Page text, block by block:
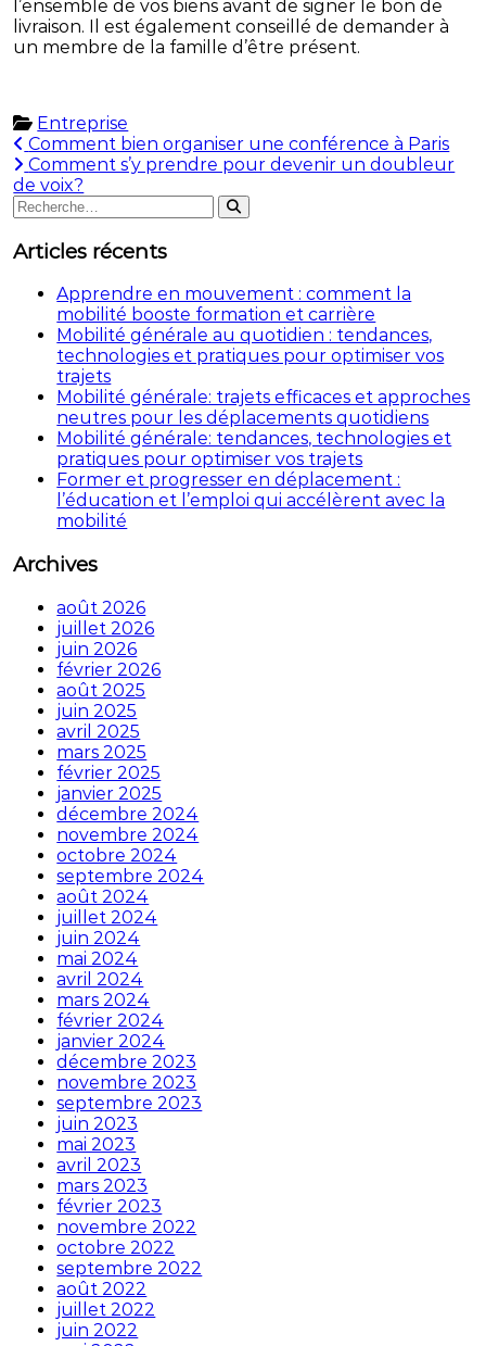
l’ensemble de vos biens avant de signer le bon de
livraison. Il est également conseillé de demander à
un membre de la famille d’être présent.
Entreprise
Navigation
de
l’article
Comment bien organiser une conférence à Paris
Comment s’y prendre pour devenir un doubleur
de voix?
Rechercher
:
Rechercher
Articles récents
Apprendre en mouvement : comment la
mobilité booste formation et carrière
Mobilité générale au quotidien : tendances,
technologies et pratiques pour optimiser vos
trajets
Mobilité générale: trajets efficaces et approches
neutres pour les déplacements quotidiens
Mobilité générale: tendances, technologies et
pratiques pour optimiser vos trajets
Former et progresser en déplacement :
l’éducation et l’emploi qui accélèrent avec la
mobilité
Archives
août 2026
juillet 2026
juin 2026
février 2026
août 2025
juin 2025
avril 2025
mars 2025
février 2025
janvier 2025
décembre 2024
novembre 2024
octobre 2024
septembre 2024
août 2024
juillet 2024
juin 2024
mai 2024
avril 2024
mars 2024
février 2024
janvier 2024
décembre 2023
novembre 2023
septembre 2023
juin 2023
mai 2023
avril 2023
mars 2023
février 2023
novembre 2022
octobre 2022
septembre 2022
août 2022
juillet 2022
juin 2022